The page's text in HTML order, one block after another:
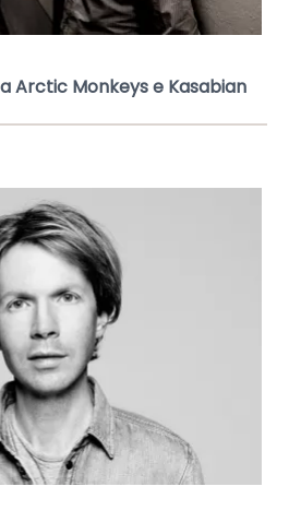
Arctic Monkeys e Kasabian